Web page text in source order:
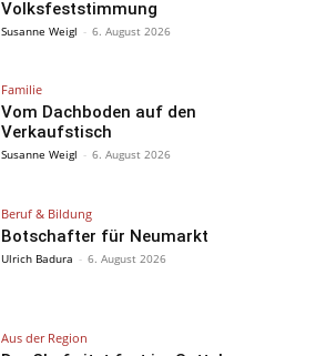
Volksfeststimmung
Susanne Weigl - 6. August 2026
Familie
Vom Dachboden auf den
Verkaufstisch
Susanne Weigl - 6. August 2026
Beruf & Bildung
Botschafter für Neumarkt
Ulrich Badura - 6. August 2026
Aus der Region